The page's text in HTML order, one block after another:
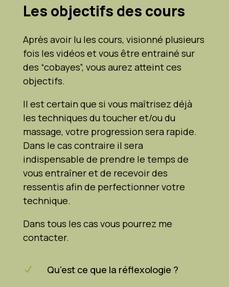
Les objectifs des cours
Après avoir lu les cours, visionné plusieurs
fois les vidéos et vous être entrainé sur
des “cobayes”, vous aurez atteint ces
objectifs.
Il est certain que si vous maîtrisez déjà
les techniques du toucher et/ou du
massage, votre progression sera rapide.
Dans le cas contraire il sera
indispensable de prendre le temps de
vous entraîner et de recevoir des
ressentis afin de perfectionner votre
technique.
Dans tous les cas vous pourrez me
contacter.
N Qu'est ce que la réflexologie ?